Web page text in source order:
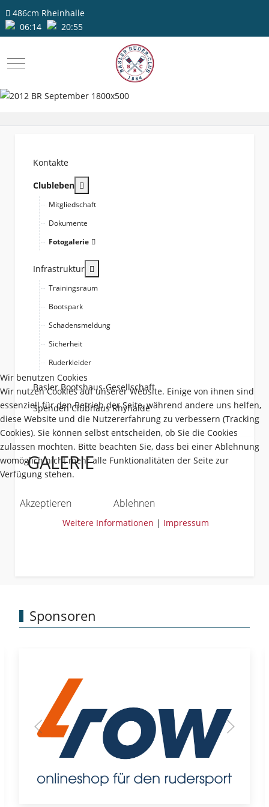
486cm Rheinhalle
06:14
20:55
Mobile Menu Toggle
Kontakte
Clubleben
Mitgliedschaft
Dokumente
Fotogalerie
Infrastruktur
Trainingsraum
Bootspark
Schadensmeldung
Sicherheit
Ruderkleider
Basler Bootshaus-Gesellschaft
Spenden Clubhaus Rhyhalde
GALERIE
Sponsoren
Wir benutzen Cookies
Wir nutzen Cookies auf unserer Website. Einige von ihnen sind
essenziell für den Betrieb der Seite, während andere uns helfen,
diese Website und die Nutzererfahrung zu verbessern (Tracking
Cookies). Sie können selbst entscheiden, ob Sie die Cookies
zulassen möchten. Bitte beachten Sie, dass bei einer Ablehnung
womöglich nicht mehr alle Funktionalitäten der Seite zur
Verfügung stehen.
Akzeptieren Ablehnen
Weitere Informationen | Impressum